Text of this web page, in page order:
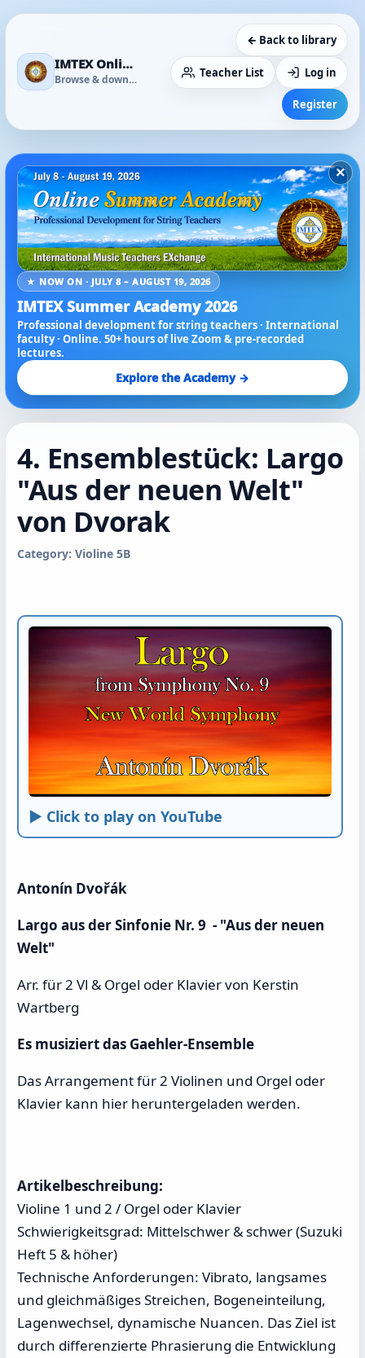
IMTEX Online Media Library
Browse & download
← Back to library
Teacher List Log in
Register
×
★ NOW ON · JULY 8 – AUGUST 19, 2026
IMTEX Summer Academy 2026
Professional development for string teachers · International
faculty · Online. 50+ hours of live Zoom & pre-recorded
lectures.
Explore the Academy →
4. Ensemblestück: Largo
"Aus der neuen Welt"
von Dvorak
Category: Violine 5B
► Click to play on YouTube
Antonín Dvořák
Largo aus der Sinfonie Nr. 9 - "Aus der neuen
Welt"
Arr. für 2 Vl & Orgel oder Klavier von Kerstin
Wartberg
Es musiziert das Gaehler-Ensemble
Das Arrangement für 2 Violinen und Orgel oder
Klavier kann hier heruntergeladen werden.
Artikelbeschreibung:
Violine 1 und 2 / Orgel oder Klavier
Schwierigkeitsgrad: Mittelschwer & schwer (Suzuki
Heft 5 & höher)
Technische Anforderungen: Vibrato, langsames
und gleichmäßiges Streichen, Bogeneinteilung,
Lagenwechsel, dynamische Nuancen. Das Ziel ist
durch differenzierte Phrasierung die Entwicklung